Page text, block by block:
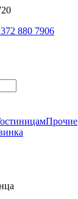
880 7906
Прочие